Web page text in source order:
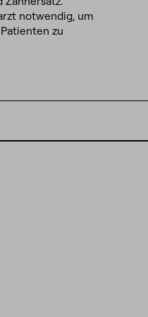
notwendig, um
zu